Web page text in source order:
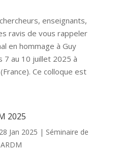
enseignants,
ravis de vous rappeler
en hommage à Guy
7 au 10 juillet 2025 à
Ce colloque est
2025
28 Jan 2025 | Séminaire de